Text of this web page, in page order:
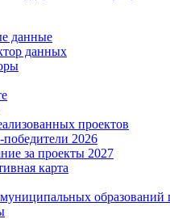
данные
данных
проектов
2026
за проекты 2027
карта